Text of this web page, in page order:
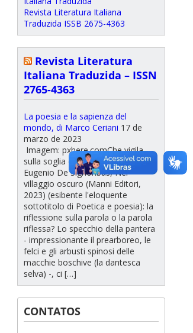
Revista Literatura Italiana
Traduzida ISSB 2675-4363
Revista Literatura
Italiana Traduzida – ISSN
2765-4363
La poesia e la sapienza del
mondo, di Marco Ceriani 17 de
marzo de 2023
Imagem: pxhere.comChe vigila
sulla soglia di quest'ultima opera di
Eugenio De Signoribus, Nel
villaggio oscuro (Manni Editori,
2023) (esibente l'eloquente
sottotitolo di Poetica e poesia): la
riflessione sulla parola o la parola
riflessa? Lo specchio della pantera
- impressionante il prearboreo, le
felci e gli arbusti spinosi delle
macchie boschive (la dantesca
selva) -, ci […]
CONTATOS